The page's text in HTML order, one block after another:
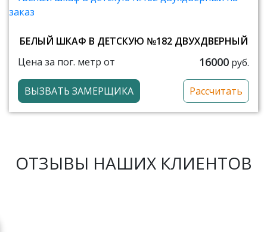
БЕЛЫЙ ШКАФ В ДЕТСКУЮ №182 ДВУХДВЕРНЫЙ
Цена за пог. метр от
16000 руб.
ВЫЗВАТЬ ЗАМЕРЩИКА Рассчитать
ОТЗЫВЫ НАШИХ КЛИЕНТОВ